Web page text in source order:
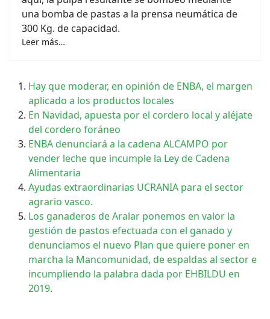
una bomba de pastas a la prensa neumática de
300 Kg. de capacidad.
Leer más…
Hay que moderar, en opinión de ENBA, el margen
aplicado a los productos locales
En Navidad, apuesta por el cordero local y aléjate
del cordero foráneo
ENBA denunciará a la cadena ALCAMPO por
vender leche que incumple la Ley de Cadena
Alimentaria
Ayudas extraordinarias UCRANIA para el sector
agrario vasco.
Los ganaderos de Aralar ponemos en valor la
gestión de pastos efectuada con el ganado y
denunciamos el nuevo Plan que quiere poner en
marcha la Mancomunidad, de espaldas al sector e
incumpliendo la palabra dada por EHBILDU en
2019.